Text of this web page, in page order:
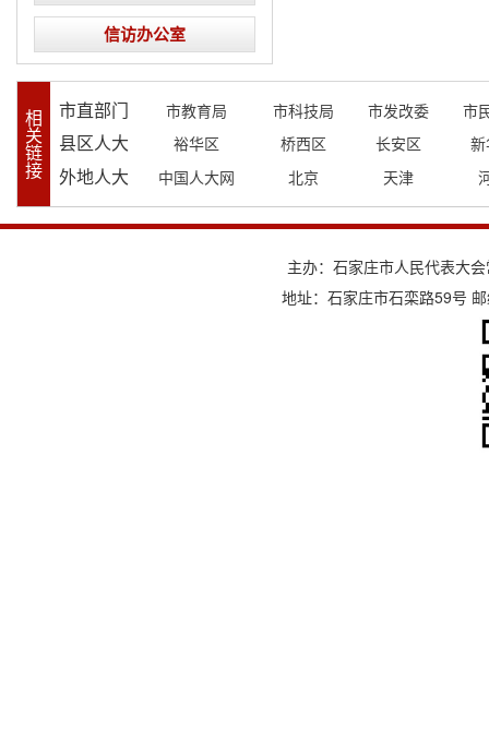
信访办公室
相
关
链
接
市直部门 市教育局 市科技局 市发改委 市
县区人大 裕华区 桥西区 长安区
外地人大 中国人大网 北京 天津
主办：石家庄市人民代表大
地址：石家庄市石栾路59号